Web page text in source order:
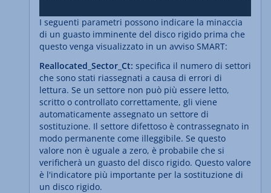
I seguenti parametri possono indicare la minaccia
di un guasto imminente del disco rigido prima che
questo venga visualizzato in un avviso SMART:
Reallocated_Sector_Ct: specifica il numero di settori
che sono stati riassegnati a causa di errori di
lettura. Se un settore non può più essere letto,
scritto o controllato correttamente, gli viene
automaticamente assegnato un settore di
sostituzione. Il settore difettoso è contrassegnato in
modo permanente come illeggibile. Se questo
valore non è uguale a zero, è probabile che si
verificherà un guasto del disco rigido. Questo valore
è l'indicatore più importante per la sostituzione di
un disco rigido.